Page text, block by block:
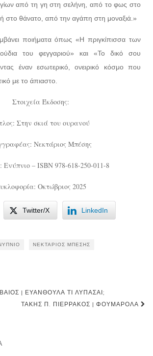
από τη γη στη σελήνη, από το φως στο
στο θάνατο, από την αγάπη στη μοναξιά.»
ποιήματα όπως «Η πριγκίπισσα των
του φεγγαριού» και «Το δικό σου
έναν εσωτερικό, ονειρικό κόσμο που
με το άπιαστο.
Στοιχεία Έκδοσης:
Στην σκιά του ουρανού
Νεκτάριος Μπέσης
Ενύπνιο – ISBN 978-618-250-011-8
Οκτώβριος 2025
Twitter/X LinkedIn
ΝΕΚΤΆΡΙΟΣ ΜΠΈΣΗΣ
| ΕΥΑΝΘΟΎΛΑ ΤΙ ΛΥΠΆΣΑΙ;
ΤΆΚΗΣ Π. ΠΙΕΡΡΆΚΟΣ | ΦΟΥΜΑΡΌΛΑ